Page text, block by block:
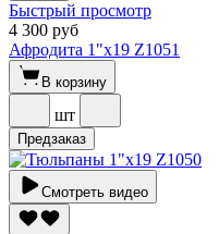
Быстрый просмотр
4 300 руб
Афродита 1"х19 Z1051
В корзину
шт
Предзаказ
Смотреть видео